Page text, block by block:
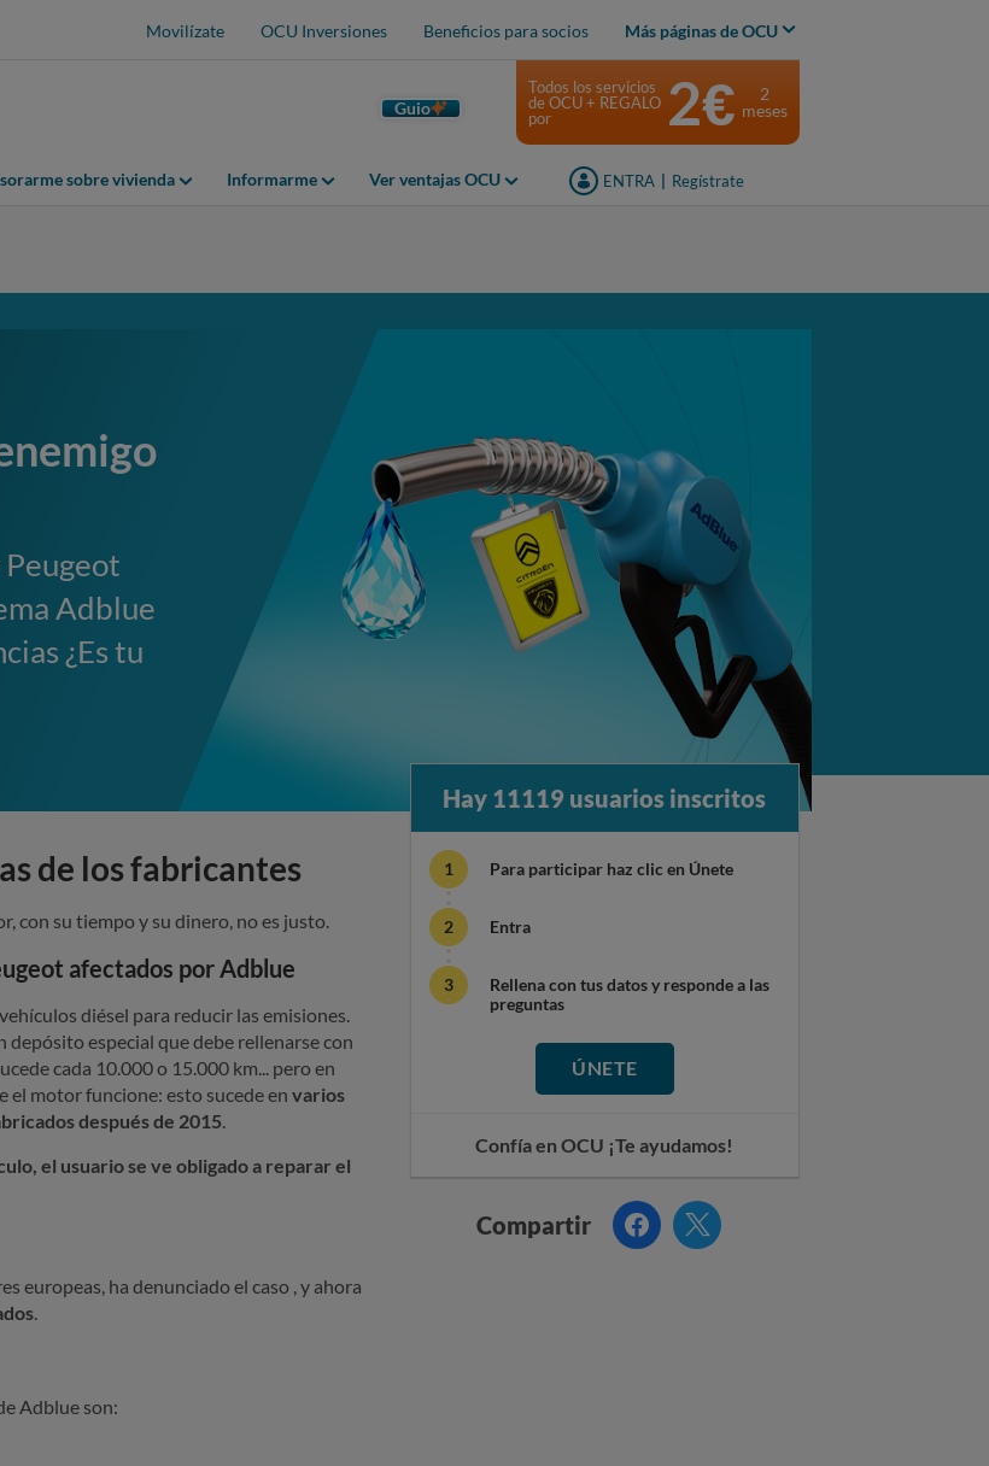
Movilízate OCU Inversiones Beneficios para socios Más páginas de OCU
Guio
sobre vivienda Informarme Ver ventajas OCU ENTRA Regístrate
Todos los servicios
de OCU + REGALO
por
2€
2
meses
Adblue
¿Es tu
A
Hay 11119 usuarios inscritos
Para participar haz clic en Únete
Entra
Rellena con tus datos y responde a las
preguntas
ÚNETE
Confía en OCU ¡Te ayudamos!
Compartir FacebookTwitter
de los fabricantes
con su tiempo y su dinero, no es justo.
afectados por Adblue
diésel para reducir las emisiones.
depósito especial que debe rellenarse con
cada 10.000 o 15.000 km... pero en
el motor funcione: esto sucede envarios
después de 2015.
el usuario se ve obligado a reparar el
europeas, ha denunciado el caso , y ahora
.
Adblue son: